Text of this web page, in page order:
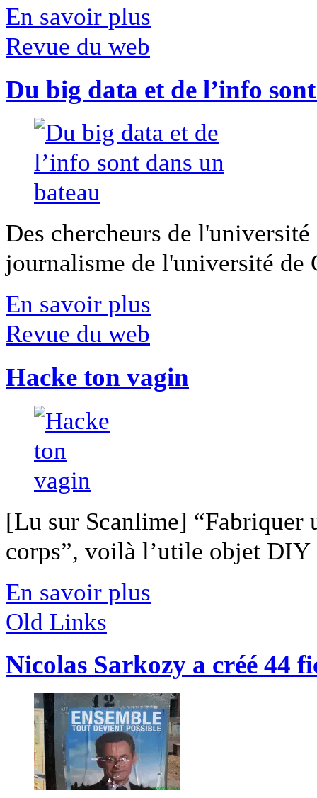
En savoir plus
Revue du web
Du big data et de l’info
Des chercheurs de
journalisme de l'université
En savoir plus
Revue du web
Hacke ton vagin
[Lu sur Scanlime] “Fabriquer
corps”, voilà l’utile objet
En savoir plus
Old Links
Nicolas Sarkozy a créé 44